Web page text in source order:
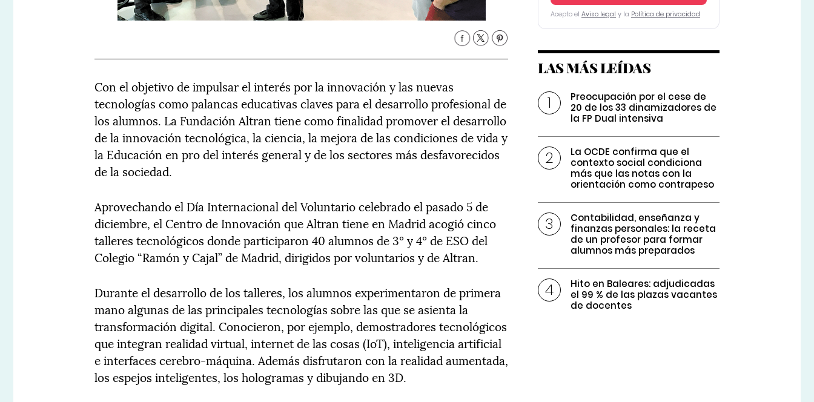
Con el objetivo de impulsar el interés por la innovación y las nuevas
tecnologías como palancas educativas claves para el desarrollo profesional de
los alumnos. La Fundación Altran tiene como finalidad promover el desarrollo
de la innovación tecnológica, la ciencia, la mejora de las condiciones de vida y
la Educación en pro del interés general y de los sectores más desfavorecidos
de la sociedad.
Aprovechando el Día Internacional del Voluntario celebrado el pasado 5 de
diciembre, el Centro de Innovación que Altran tiene en Madrid acogió cinco
talleres tecnológicos donde participaron 40 alumnos de 3º y 4º de ESO del
Colegio “Ramón y Cajal” de Madrid, dirigidos por voluntarios y de Altran.
Durante el desarrollo de los talleres, los alumnos experimentaron de primera
mano algunas de las principales tecnologías sobre las que se asienta la
transformación digital. Conocieron, por ejemplo, demostradores tecnológicos
que integran realidad virtual, internet de las cosas (IoT), inteligencia artificial
e interfaces cerebro-máquina. Además disfrutaron con la realidad aumentada,
los espejos inteligentes, los hologramas y dibujando en 3D.
Acepto el Aviso legal y la Política de privacidad
LAS MÁS LEÍDAS
Preocupación por el cese de
20 de los 33 dinamizadores de
la FP Dual intensiva
La OCDE confirma que el
contexto social condiciona
más que las notas con la
orientación como contrapeso
Contabilidad, enseñanza y
finanzas personales: la receta
de un profesor para formar
alumnos más preparados
Hito en Baleares: adjudicadas
el 99 % de las plazas vacantes
de docentes